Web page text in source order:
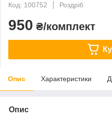
Код: 100752
Роздріб
950 ₴/комплект
Опис Характеристики
Опис